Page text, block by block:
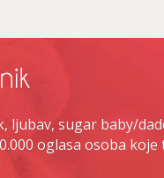
ljubav, sugar baby/
oglasa osoba koje